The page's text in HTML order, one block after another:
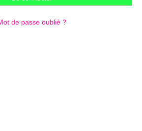
de passe oublié ?